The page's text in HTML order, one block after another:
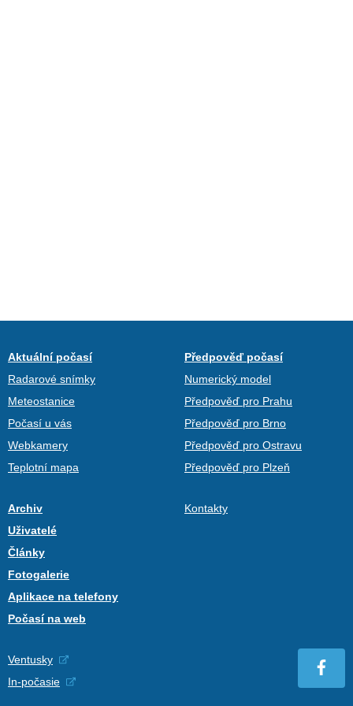
Aktuální počasí
Radarové snímky
Meteostanice
Počasí u vás
Webkamery
Teplotní mapa
Předpověď počasí
Numerický model
Předpověď pro Prahu
Předpověď pro Brno
Předpověď pro Ostravu
Předpověď pro Plzeň
Archiv
Uživatelé
Články
Fotogalerie
Aplikace na telefony
Počasí na web
Kontakty
Ventusky
In-počasie